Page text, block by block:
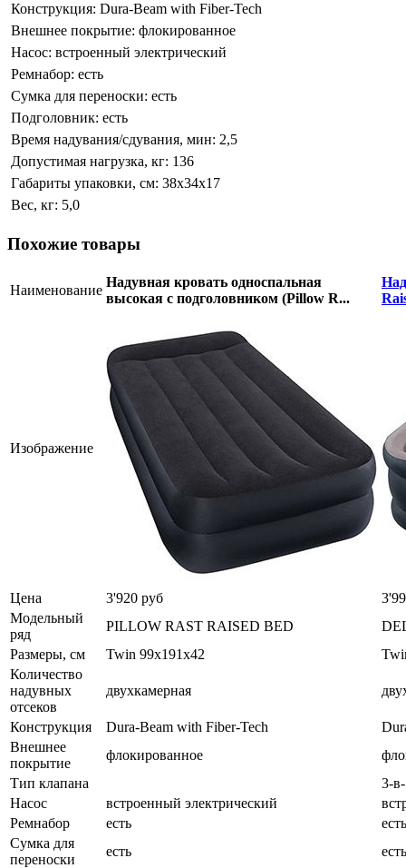
Конструкция: Dura-Beam with Fiber-Tech
Внешнее покрытие: флокированное
Насос: встроенный электрический
Ремнабор: есть
Сумка для переноски: есть
Подголовник: есть
Время надувания/сдувания, мин: 2,5
Допустимая нагрузка, кг: 136
Габариты упаковки, см: 38х34х17
Вес, кг: 5,0
Похожие товары
Наименование
Надувная кровать односпальная
высокая с подголовником (Pillow R...
Изображение
Цена 3'920 руб
Модельный
ряд
PILLOW RAST RAISED BED
Размеры, см
Twin 99x191x42
Количество
надувных
отсеков
двухкамерная
Конструкция Dura-Beam with Fiber-Tech
Внешнее
покрытие
флокированное
Тип клапана
3-
Насос
встроенный электрический
Ремнабор
есть
есть
Сумка для
переноски
есть
есть